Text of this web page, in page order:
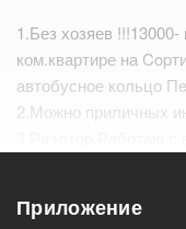
1.Без хозяев
ком.квартире на
автобусное кольцо
2.Можно приличных
Приложение